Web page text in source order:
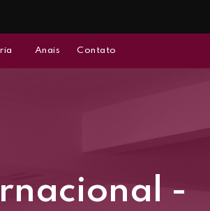
Anais Contato
-